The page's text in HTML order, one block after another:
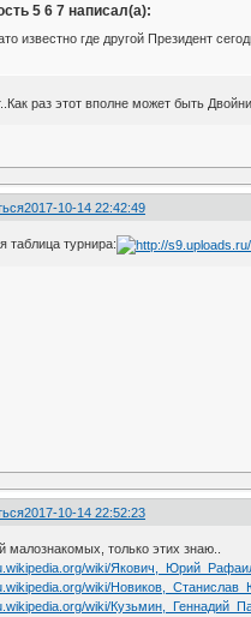
5 6 7 написал(а):
известно где другой Президент
раз этот вполне может быть
2017-10-14 22:42:49
таблица турнира:
2017-10-14 22:52:23
малознакомых, только этих знаю..
wiki/
wiki/
wiki/